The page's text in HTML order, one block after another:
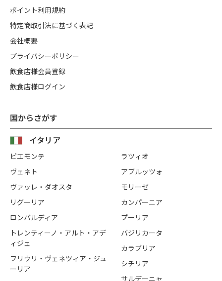
国からさがす
イタリア
ピエモンテ
ヴェネト
ヴァッレ・ダオスタ
リグーリア
ロンバルディア
トレンティーノ・アルト・アデ
ィジェ
フリウリ・ヴェネツィア・ジュ
ーリア
ラツィオ
アブルッツォ
モリーゼ
カンパーニア
プーリア
バジリカータ
カラブリア
シチリア
サルデーニャ
ポイント利用規約
特定商取引法に基づく表記
会社概要
プライバシーポリシー
飲食店様会員登録
飲食店様ログイン